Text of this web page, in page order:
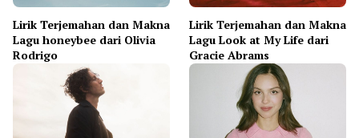
Lirik Terjemahan dan Makna
Lagu honeybee dari Olivia
Rodrigo
Lirik Terjemahan dan Makna
Lagu Look at My Life dari
Gracie Abrams